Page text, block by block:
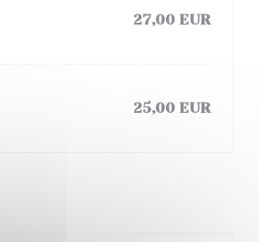
27,00 EUR
25,00 EUR